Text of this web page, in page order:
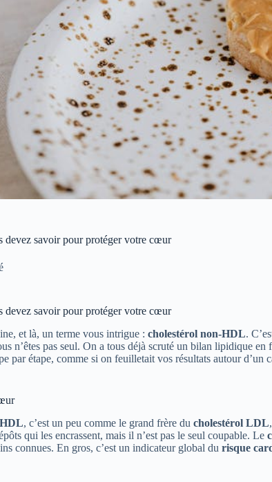
savoir pour protéger votre cœur
savoir pour protéger votre cœur
et là, un terme vous intrigue : cholestérol non-HDL.
n’êtes pas seul. On a tous déjà scruté un bilan lipidique
par étape, comme si on feuilletait vos résultats autour d’un
, c’est un peu comme le grand frère du cholestérol LDL
qui les encrassent, mais il n’est pas le seul coupable. Le
connues. En gros, c’est un indicateur global du risque